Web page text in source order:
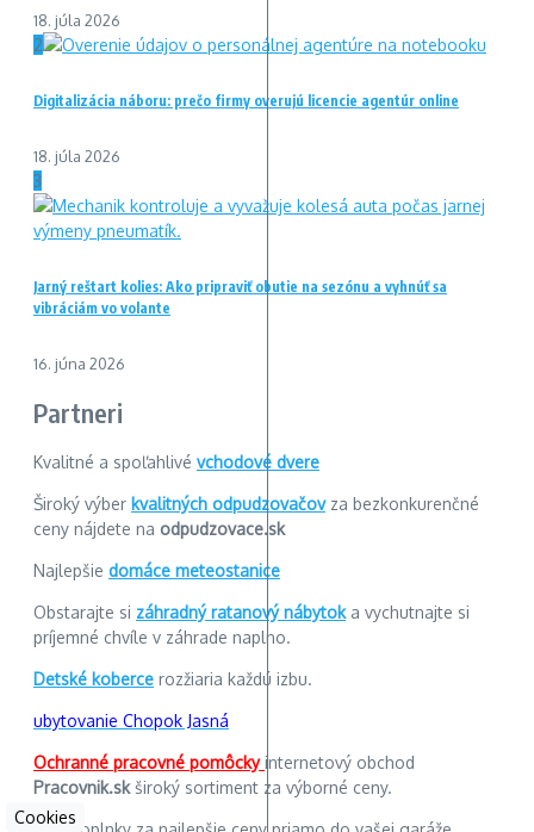
18. júla 2026
2
Digitalizácia náboru: prečo firmy overujú licencie agentúr online
18. júla 2026
3
Jarný reštart kolies: Ako pripraviť obutie na sezónu a vyhnúť sa
vibráciám vo volante
16. júna 2026
Partneri
Kvalitné a spoľahlivé vchodové dvere
Široký výber kvalitných odpudzovačovza bezkonkurenčné
ceny nájdete na odpudzovace.sk
Najlepšie domáce meteostanice
Obstarajte si záhradný ratanový nábytoka vychutnajte si
príjemné chvíle v záhrade naplno.
Detské koberce rozžiaria každú izbu.
ubytovanie Chopok Jasná
Ochranné pracovné pomôckyinternetový obchod
Pracovnik.skširoký sortiment za výborné ceny.
Cookies